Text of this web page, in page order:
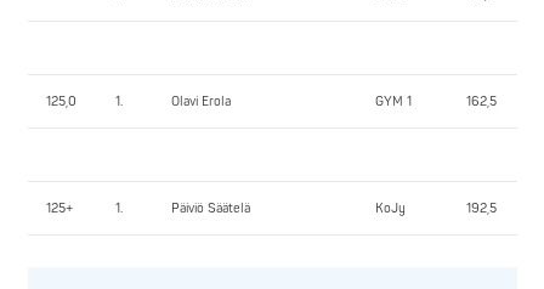
125,0 1. Olavi Erola GYM 1 162,5
125+ 1. Päiviö Säätelä KoJy 192,5